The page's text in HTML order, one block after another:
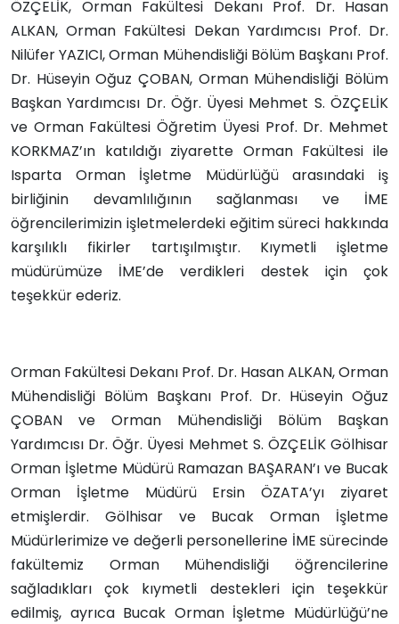
ÖZÇELİK, Orman Fakültesi Dekanı Prof. Dr. Hasan
ALKAN, Orman Fakültesi Dekan Yardımcısı Prof. Dr.
Nilüfer YAZICI, Orman Mühendisliği Bölüm Başkanı Prof.
Dr. Hüseyin Oğuz ÇOBAN, Orman Mühendisliği Bölüm
Başkan Yardımcısı Dr. Öğr. Üyesi Mehmet S. ÖZÇELİK
ve Orman Fakültesi Öğretim Üyesi Prof. Dr. Mehmet
KORKMAZ’ın katıldığı ziyarette Orman Fakültesi ile
Isparta Orman İşletme Müdürlüğü arasındaki iş
birliğinin devamlılığının sağlanması ve İME
öğrencilerimizin işletmelerdeki eğitim süreci hakkında
karşılıklı fikirler tartışılmıştır. Kıymetli işletme
müdürümüze İME’de verdikleri destek için çok
teşekkür ederiz.
Orman Fakültesi Dekanı Prof. Dr. Hasan ALKAN, Orman
Mühendisliği Bölüm Başkanı Prof. Dr. Hüseyin Oğuz
ÇOBAN ve Orman Mühendisliği Bölüm Başkan
Yardımcısı Dr. Öğr. Üyesi Mehmet S. ÖZÇELİK Gölhisar
Orman İşletme Müdürü Ramazan BAŞARAN’ı ve Bucak
Orman İşletme Müdürü Ersin ÖZATA’yı ziyaret
etmişlerdir. Gölhisar ve Bucak Orman İşletme
Müdürlerimize ve değerli personellerine İME sürecinde
fakültemiz Orman Mühendisliği öğrencilerine
sağladıkları çok kıymetli destekleri için teşekkür
edilmiş, ayrıca Bucak Orman İşletme Müdürlüğü’ne